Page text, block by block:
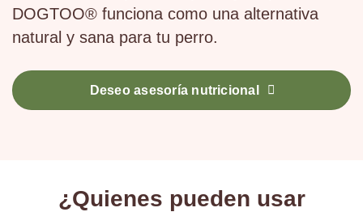
DOGTOO® funciona como una alternativa
natural y sana para tu perro.
Deseo asesoría nutricional
¿Quienes pueden usar